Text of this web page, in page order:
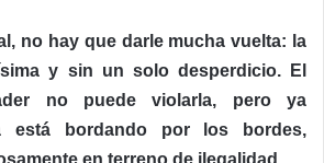
no hay que darle mucha vuelta: la
y sin un solo desperdicio.
El
no puede violarla, pero ya
está bordando por los bordes,
en terreno de ilegalidad.